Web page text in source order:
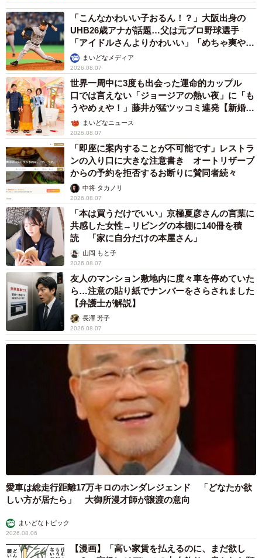
また特徴的なピアスについては、意図的に拡張したのでは
なく、重みによって自然に広がっていったものだそう。サ
イズが合わなくなるたびに大きいものへ変えていき、現在
は市販品では合うものがないため、パイプを自らカットし
内側に模様を彫って着用してるといいます。
一方で、性格面は昔から変わらないといい、「ポジティブ
で前向きで、根拠のない自信。そのマインドはずっと同じ
です」と明かします。
「趣味も子どもの頃から変わっていなくて、ミニ四駆やヨ
ーヨーなどを今も楽しんでいます。変わった部分でいう
と、食事の価値観ですかね。もともと手作り料理にこだわ
りがなく、毎日同じ食べ物を飽きずに食べられるタイプで
した。でも、私が第一子を授かったことをきっかけに自身
でも自炊をするようになり、今では手作り料理の良さを理
解して、私のことをとても褒めてくれます」
今回の投稿には多くのコメントが寄せられました。中でも
印象に残ったのが「部族で階級が上がった」という声。
「夫は無類のシルバーアクセサリー好きで、インディアン
に憧れがあり、民族服屋でアルバイトをしていたこともあ
ります。また、現在の職場では『族長』というあだ名で呼
ばれているそうで、このコメントは夫婦ともに納得の表現
「こんなかわいい子おるん！？」大阪出身の
UHB26歳アナが話題…父は元プロ野球選手
「アイドルさんよりかわいい」「めちゃ爽や
か」まいどなメディア
2026.08.07
世界一周中に3度も出会った運命的カップル
口では言えない「ジョージアの熱い夜」に「も
うやめぇや！」藤井が猛ツッコミ連発【新婚さ
ん】まいどなニュース
2026.08.07
「即座に案内することが不可能です」レストラ
ンの入り口に大きな注意書き オートリザーブ
からの予約を拒否するお断りに賛同者続々
中将 タカノリ
2026.08.07
「本は買うだけでいい」京極夏彦さんの言葉に
共感した女性→リビングの本棚に140冊を積
読 「家に自分だけの本屋さん」
山岡 もと子
2026.08.07
友人のマンション敷地内に度々車を停めていた
ら…注意の貼り紙でナンバーをさらされました
【弁護士が解説】
長澤 芳子
2026.08.07
愛車は総走行距離17万キロのホンダレジェンド 「どなたか欲
しい方が居たら」 大御所漫才師が譲渡の意向
まいどなトピック
2026.08.06
【漫画】「高い家賃を払えるのに、まだ欲し